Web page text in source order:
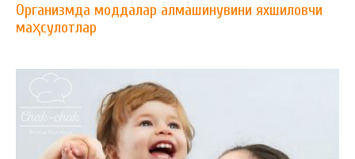
Организмда моддалар алмашинувини яхшиловчи
маҳсулотлар